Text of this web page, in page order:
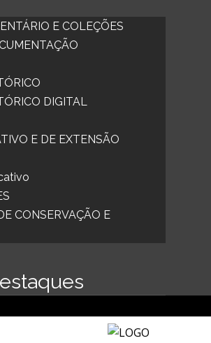
E COLEÇÕES
DIGITAL
E DE EXTENSÃO
CONSERVAÇÃO E